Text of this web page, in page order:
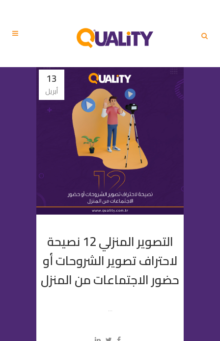
13
أبريل
التصوير المنزلي 12 نصيحة
لاحتراف تصوير الشروحات أو
حضور الاجتماعات من المنزل
...